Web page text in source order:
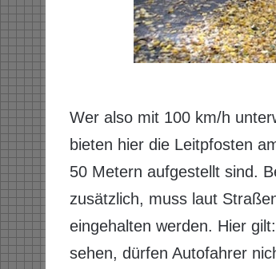
Wer also mit 100 km/h
bieten hier die Leitpfosten
50 Metern aufgestellt sind.
zusätzlich, muss laut
eingehalten werden. Hier
sehen, dürfen Autofahrer